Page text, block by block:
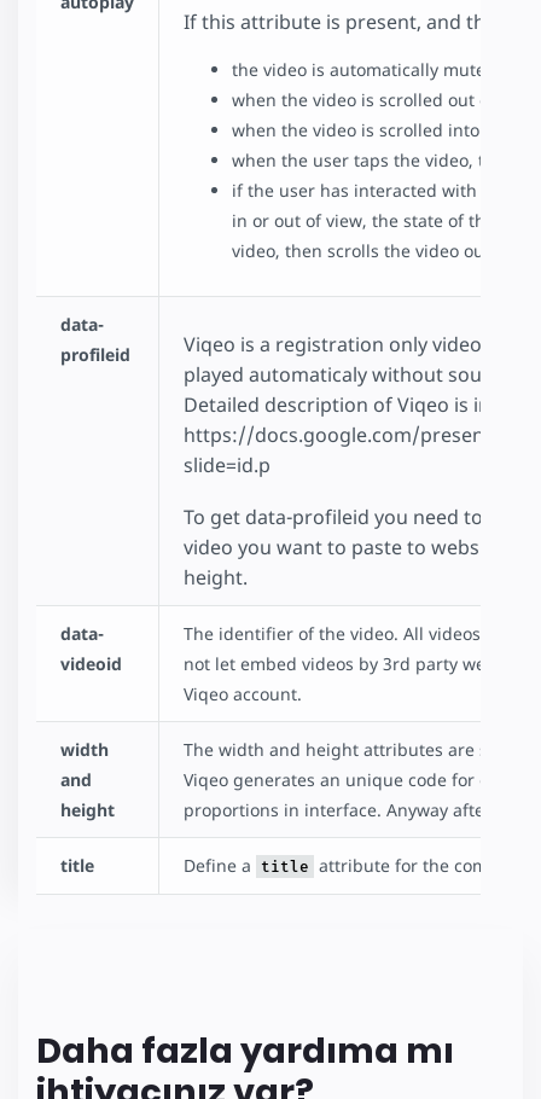
If this attribute is present, and the
the video is automatically muted
when the video is scrolled out of
when the video is scrolled into view,
when the user taps the video, the
if the user has interacted with the
in or out of view, the state of the
video, then scrolls the video out of
data-
profileid
Viqeo is a registration only video
played automaticaly without sound
Detailed description of Viqeo is in
https://docs.google.com/presentation/
slide=id.p
To get data-profileid you need to
video you want to paste to website.
height.
data-
videoid
The identifier of the video. All videos have
not let embed videos by 3rd party
Viqeo account.
width
and
height
The width and height attributes are
Viqeo generates an unique code for each
proportions in interface. Anyway after
title Define a title attribute for the
Daha fazla yardıma mı